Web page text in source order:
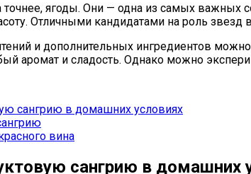
точнее, ягоды. Они — одна из самых
Отличными кандидатами на роль звезд
и дополнительных ингредиентов
аромат и сладость. Однако можно
сангрию в домашних условиях
вина
сангрию в домашних